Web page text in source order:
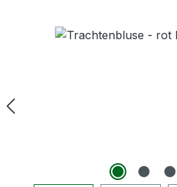
Bildergalerie überspringen